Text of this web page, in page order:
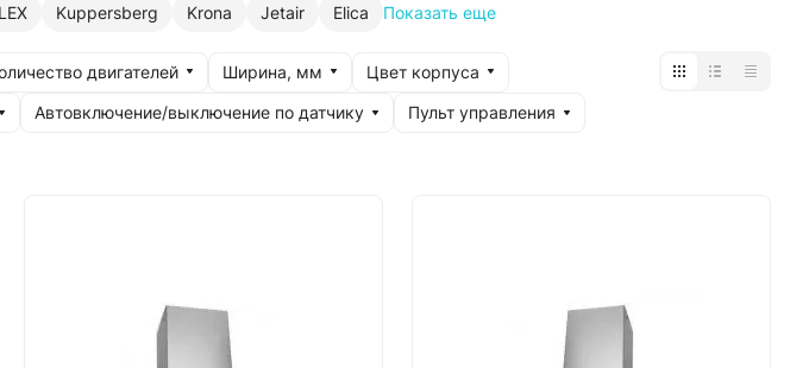
LEX Kuppersberg Krona Jetair Elica Показать еще
двигателей Ширина, мм Цвет корпуса
Автовключение/выключение по датчику Пульт управления